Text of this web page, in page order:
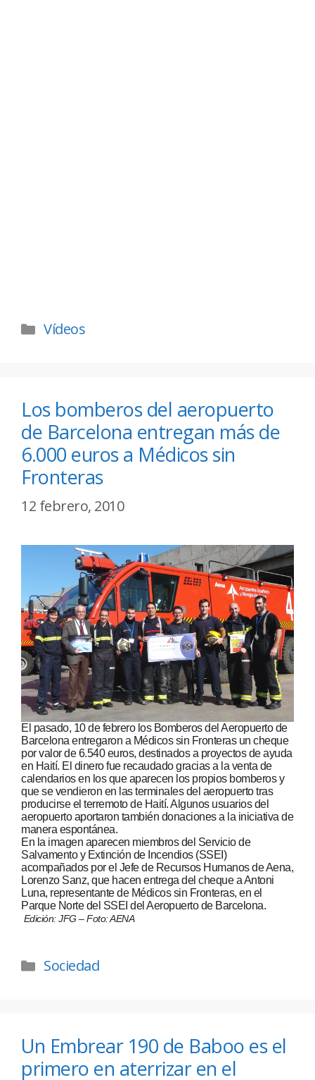
Vídeos
Los bomberos del aeropuerto
de Barcelona entregan más de
6.000 euros a Médicos sin
Fronteras
12 febrero, 2010
El pasado, 10 de febrero los Bomberos del Aeropuerto de
Barcelona entregaron a Médicos sin Fronteras un cheque
por valor de 6.540 euros, destinados a proyectos de ayuda
en Haití. El dinero fue recaudado gracias a la venta de
calendarios en los que aparecen los propios bomberos y
que se vendieron en las terminales del aeropuerto tras
producirse el terremoto de Haití. Algunos usuarios del
aeropuerto aportaron también donaciones a la iniciativa de
manera espontánea.
En la imagen aparecen miembros del Servicio de
Salvamento y Extinción de Incendios (SSEI)
acompañados por el Jefe de Recursos Humanos de Aena,
Lorenzo Sanz, que hacen entrega del cheque a Antoni
Luna, representante de Médicos sin Fronteras, en el
Parque Norte del SSEI del Aeropuerto de Barcelona.
Edición: JFG – Foto: AENA
Sociedad
Un Embrear 190 de Baboo es el
primero en aterrizar en el